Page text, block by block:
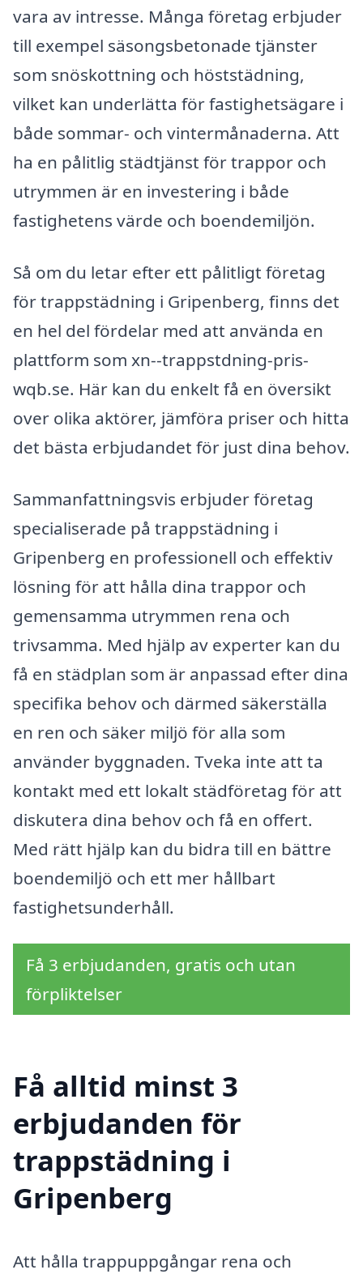
vara av intresse. Många företag erbjuder
till exempel säsongsbetonade tjänster
som snöskottning och höststädning,
vilket kan underlätta för fastighetsägare i
både sommar- och vintermånaderna. Att
ha en pålitlig städtjänst för trappor och
utrymmen är en investering i både
fastighetens värde och boendemiljön.
Så om du letar efter ett pålitligt företag
för trappstädning i Gripenberg, finns det
en hel del fördelar med att använda en
plattform som xn--trappstdning-pris-
wqb.se. Här kan du enkelt få en översikt
over olika aktörer, jämföra priser och hitta
det bästa erbjudandet för just dina behov.
Sammanfattningsvis erbjuder företag
specialiserade på trappstädning i
Gripenberg en professionell och effektiv
lösning för att hålla dina trappor och
gemensamma utrymmen rena och
trivsamma. Med hjälp av experter kan du
få en städplan som är anpassad efter dina
specifika behov och därmed säkerställa
en ren och säker miljö för alla som
använder byggnaden. Tveka inte att ta
kontakt med ett lokalt städföretag för att
diskutera dina behov och få en offert.
Med rätt hjälp kan du bidra till en bättre
boendemiljö och ett mer hållbart
fastighetsunderhåll.
Få 3 erbjudanden, gratis och utan
förpliktelser
Få alltid minst 3
erbjudanden för
trappstädning i
Gripenberg
Att hålla trappuppgångar rena och